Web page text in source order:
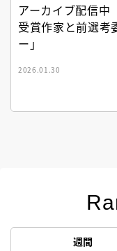
アーカイブ配信中
受賞作家と前選考
ー」
2026.01.30
週間